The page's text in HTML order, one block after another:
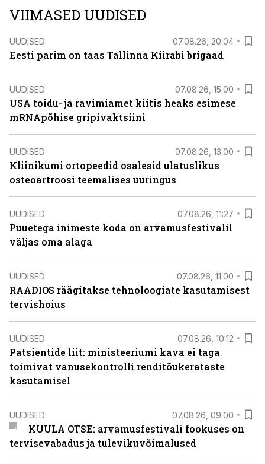
VIIMASED UUDISED
UUDISED 07.08.26, 20:04
Eesti parim on taas Tallinna Kiirabi brigaad
UUDISED 07.08.26, 15:00
USA toidu- ja ravimiamet kiitis heaks esimese
mRNApõhise gripivaktsiini
UUDISED 07.08.26, 13:00
Kliinikumi ortopeedid osalesid ulatuslikus
osteoartroosi teemalises uuringus
UUDISED 07.08.26, 11:27
Puuetega inimeste koda on arvamusfestivalil
väljas oma alaga
UUDISED 07.08.26, 11:00
RAADIOS räägitakse tehnoloogiate kasutamisest
tervishoius
UUDISED 07.08.26, 10:12
Patsientide liit: ministeeriumi kava ei taga
toimivat vanusekontrolli renditõukerataste
kasutamisel
UUDISED 07.08.26, 09:00
KUULA OTSE: arvamusfestivali fookuses on
tervisevabadus ja tulevikuvõimalused